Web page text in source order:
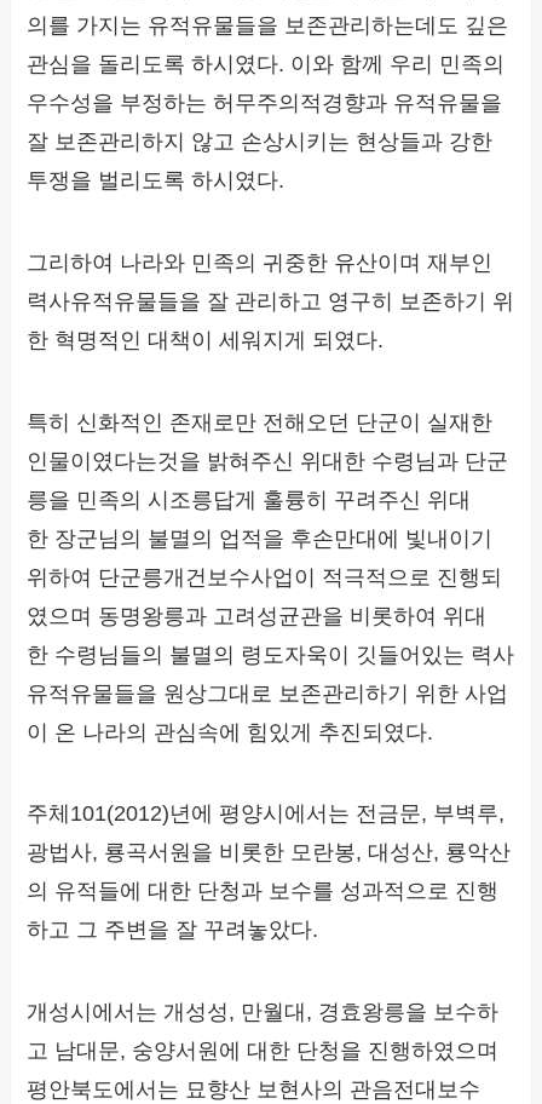
의를 가지는 유적유물들을 보존관리하는데도 깊은
관심을 돌리도록 하시였다. 이와 함께 우리 민족의
우수성을 부정하는 허무주의적경향과 유적유물을
잘 보존관리하지 않고 손상시키는 현상들과 강한
투쟁을 벌리도록 하시였다.
그리하여 나라와 민족의 귀중한 유산이며 재부인
력사유적유물들을 잘 관리하고 영구히 보존하기 위
한 혁명적인 대책이 세워지게 되였다.
특히 신화적인 존재로만 전해오던 단군이 실재한
인물이였다는것을 밝혀주신 위대한 수령님과 단군
릉을 민족의 시조릉답게 훌륭히 꾸려주신 위대
한 장군님의 불멸의 업적을 후손만대에 빛내이기
위하여 단군릉개건보수사업이 적극적으로 진행되
였으며 동명왕릉과 고려성균관을 비롯하여 위대
한 수령님들의 불멸의 령도자욱이 깃들어있는 력사
유적유물들을 원상그대로 보존관리하기 위한 사업
이 온 나라의 관심속에 힘있게 추진되였다.
주체101(2012)년에 평양시에서는 전금문, 부벽루,
광법사, 룡곡서원을 비롯한 모란봉, 대성산, 룡악산
의 유적들에 대한 단청과 보수를 성과적으로 진행
하고 그 주변을 잘 꾸려놓았다.
개성시에서는 개성성, 만월대, 경효왕릉을 보수하
고 남대문, 숭양서원에 대한 단청을 진행하였으며
평안북도에서는 묘향산 보현사의 관음전대보수